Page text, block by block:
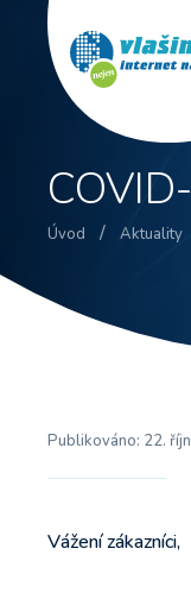
Úvod / Aktuality
Publikováno: 22.
Vážení zákazníci,